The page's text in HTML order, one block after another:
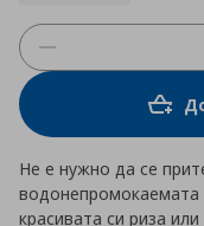
Не е нужно да се
водонепромокаемата
красивата си риза